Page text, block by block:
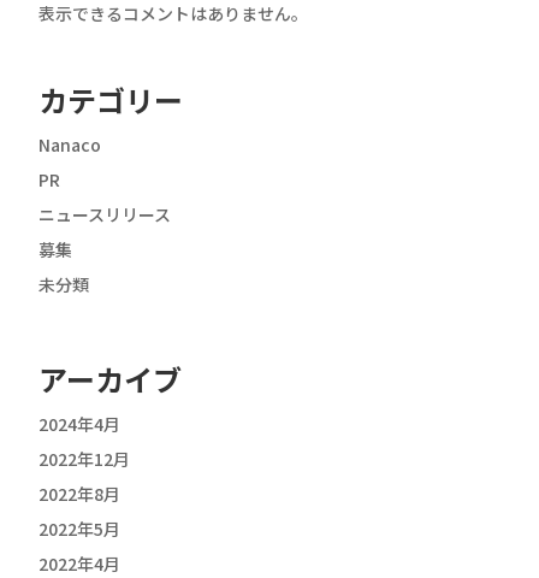
表示できるコメントはありません。
カテゴリー
Nanaco
PR
ニュースリリース
募集
未分類
アーカイブ
2024年4月
2022年12月
2022年8月
2022年5月
2022年4月